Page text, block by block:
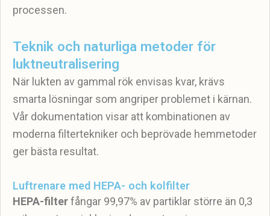
processen.
Teknik och naturliga metoder för
luktneutralisering
När lukten av gammal rök envisas kvar, krävs
smarta lösningar som angriper problemet i kärnan.
Vår dokumentation visar att kombinationen av
moderna filtertekniker och beprövade hemmetoder
ger bästa resultat.
Luftrenare med HEPA- och kolfilter
HEPA-filterfångar 99,97% av partiklar större än 0,3